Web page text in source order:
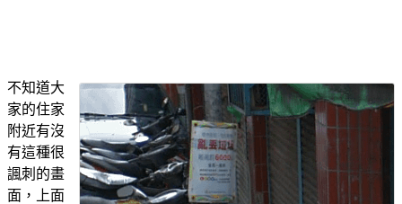
不知道大
家的住家
附近有沒
有這種很
諷刺的畫
面，上面